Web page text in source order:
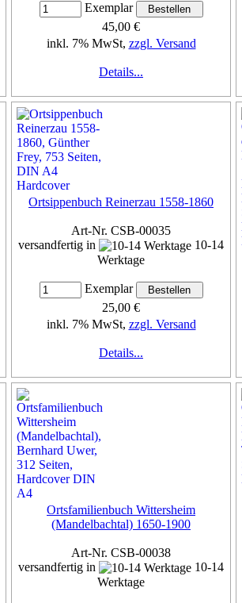
Exemplar
45,00 €
inkl. 7% MwSt, zzgl. Versand
Details...
Ortsippenbuch Reinerzau 1558-1860
Art-Nr. CSB-00035
versandfertig in
10-14
Werktage
Exemplar
25,00 €
inkl. 7% MwSt, zzgl. Versand
Details...
Ortsfamilienbuch Wittersheim
(Mandelbachtal) 1650-1900
Art-Nr. CSB-00038
versandfertig in
10-14
Werktage